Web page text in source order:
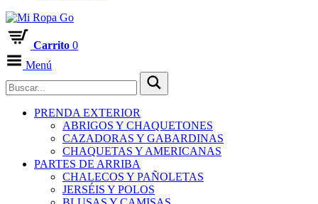
Carrito 0
Menú
PRENDA EXTERIOR
ABRIGOS Y CHAQUETONES
CAZADORAS Y GABARDINAS
CHAQUETAS Y AMERICANAS
PARTES DE ARRIBA
CHALECOS Y PAÑOLETAS
JERSÉIS Y POLOS